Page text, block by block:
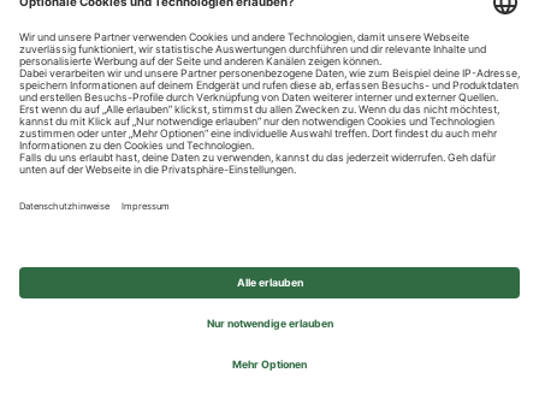
Datenschutzhinweise
Impressum
Privatsphäre-Einstellungen
© 2026 REWE Group - All rights reserved